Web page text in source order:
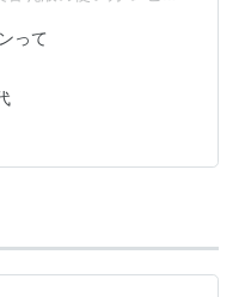
？ まとめ ㊗ユリブロ
会社様との出会い 皆様
がとうございます。
某日のこと、確認の
開きますと、何やら一
って